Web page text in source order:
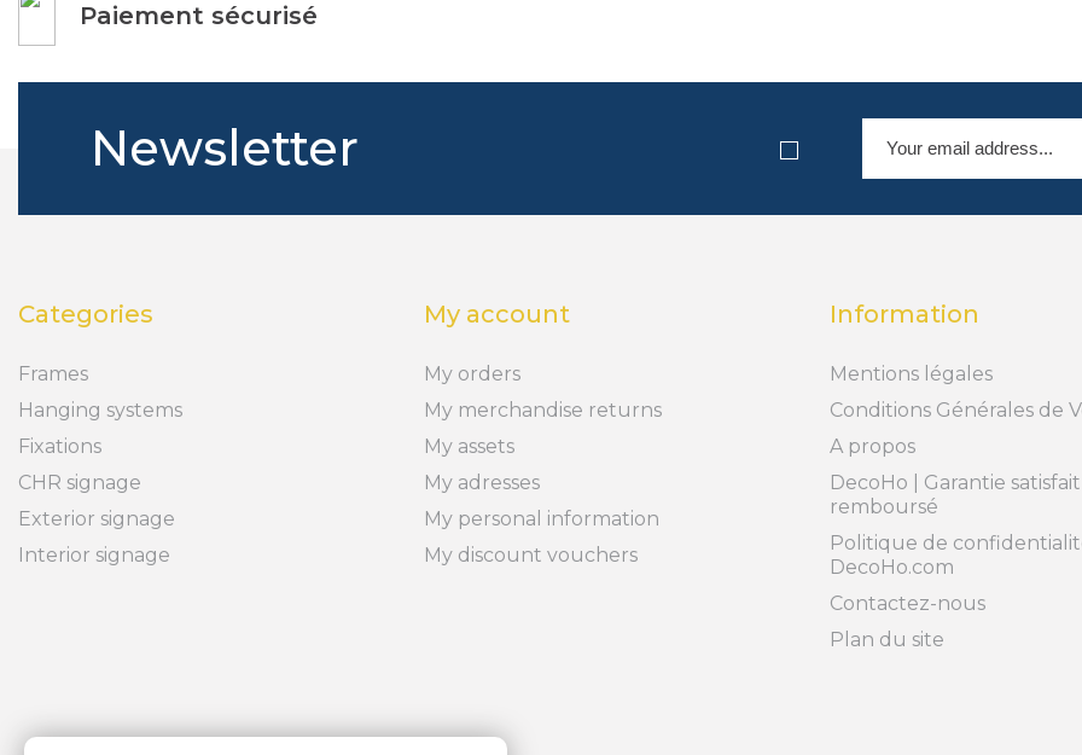
Paiement sécurisé
Newsletter
Categories
Frames
Hanging systems
Fixations
CHR signage
Exterior signage
Interior signage
My account
My orders
My merchandise returns
My assets
My adresses
My personal information
My discount vouchers
Information
Mentions légales
Conditions Générales de
A propos
DecoHo | Garantie
remboursé
Politique de
DecoHo.com
Contactez-nous
Plan du site